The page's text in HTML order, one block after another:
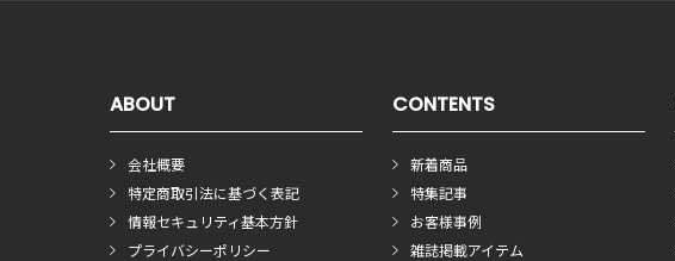
ABOUT
会社概要
特定商取引法に基づく表記
情報セキュリティ基本方針
プライバシーポリシー
CONTENTS
新着商品
特集記事
お客様事例
雑誌掲載アイテム